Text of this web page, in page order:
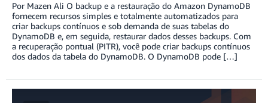
Por Mazen Ali O backup e a restauração do Amazon DynamoDB
fornecem recursos simples e totalmente automatizados para
criar backups contínuos e sob demanda de suas tabelas do
DynamoDB e, em seguida, restaurar dados desses backups. Com
a recuperação pontual (PITR), você pode criar backups contínuos
dos dados da tabela do DynamoDB. O DynamoDB pode […]